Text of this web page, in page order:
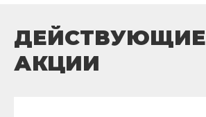
ДЕЙСТВУЮЩИЕ
АКЦИИ